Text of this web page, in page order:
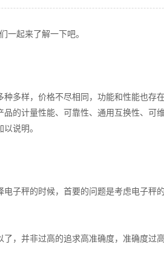
一起来了解一下吧。
样，价格不尽相同，功能和性能也存
的计量性能、可靠性、通用互换性、可
说明。
秤的时候，首要的问题是考虑电子秤
并非过高的追求高准确度，准确度过高